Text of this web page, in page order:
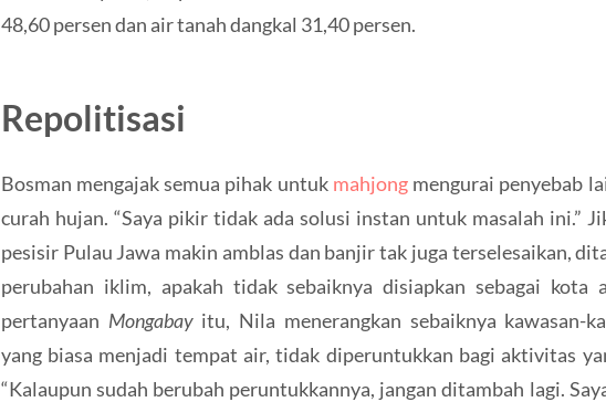
48,60 persen dan air tanah dangkal 31,40 persen.
Repolitisasi
Bosman mengajak semua pihak untuk mahjongmengurai penyebab
curah hujan. “Saya pikir tidak ada solusi instan untuk masalah ini.”
pesisir Pulau Jawa makin amblas dan banjir tak juga terselesaikan,
perubahan iklim, apakah tidak sebaiknya disiapkan sebagai kota
pertanyaan Mongabayitu, Nila menerangkan sebaiknya kawasan-
yang biasa menjadi tempat air, tidak diperuntukkan bagi aktivitas
“Kalaupun sudah berubah peruntukkannya, jangan ditambah lagi.